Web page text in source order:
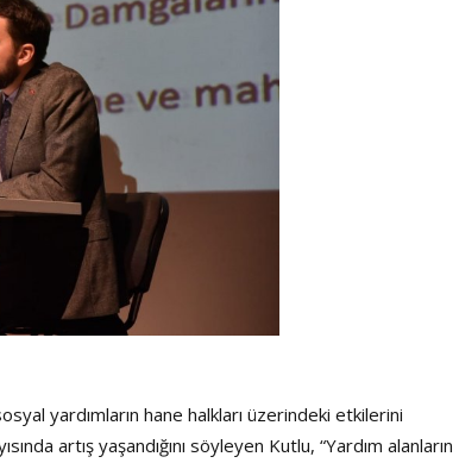
yardımların hane halkları üzerindeki etkilerini
artış yaşandığını söyleyen Kutlu, “Yardım alanların